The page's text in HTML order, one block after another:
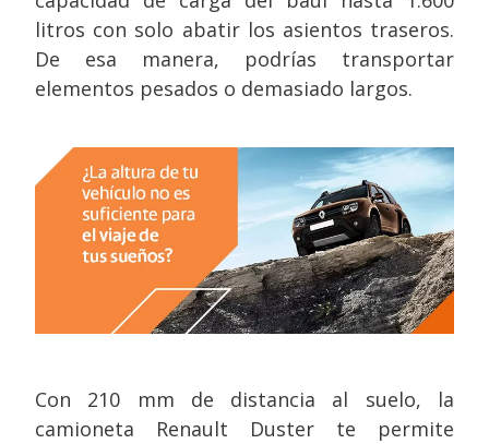
litros con solo abatir los asientos traseros.
De esa manera, podrías transportar
elementos pesados o demasiado largos.
Con 210 mm de distancia al suelo, la
camioneta Renault Duster te permite